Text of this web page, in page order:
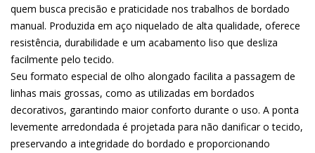
quem busca precisão e praticidade nos trabalhos de bordado
manual. Produzida em aço niquelado de alta qualidade, oferece
resistência, durabilidade e um acabamento liso que desliza
facilmente pelo tecido.
Seu formato especial de olho alongado facilita a passagem de
linhas mais grossas, como as utilizadas em bordados
decorativos, garantindo maior conforto durante o uso. A ponta
levemente arredondada é projetada para não danificar o tecido,
preservando a integridade do bordado e proporcionando